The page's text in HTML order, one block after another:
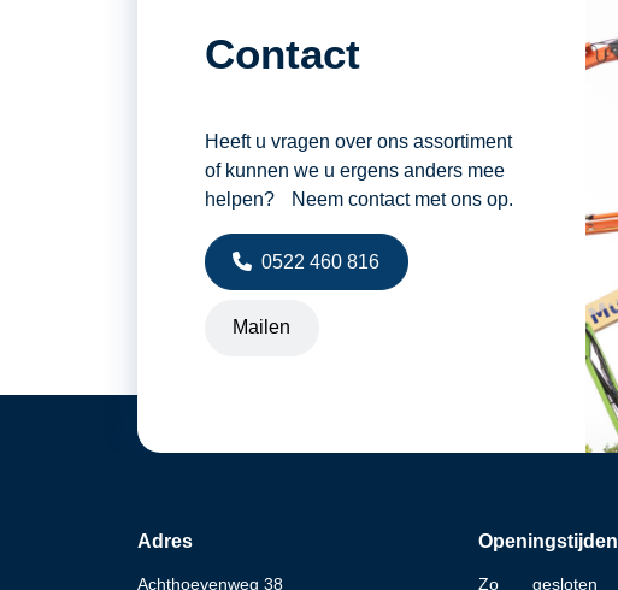
Contact
Heeft u vragen over ons assortiment
of kunnen we u ergens anders mee
helpen? Neem contact met ons op.
0522 460 816
Mailen
Adres
Achthoevenweg 38
Openingstijden
Zo gesloten